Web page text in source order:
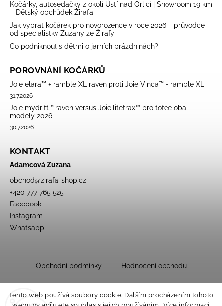
Tento web používá soubory cookie. Dalším procházením tohoto
Kočárky, autosedačky z okolí Ústí nad Orlicí | Showroom 19 km
– Dětský obchůdek Žirafa
Jak vybrat kočárek pro novorozence v roce 2026 – průvodce
od specialistky Zuzany ze Žirafy
Co podniknout s dětmi o jarních prázdninách?
POROVNÁNÍ KOČÁRKŮ
Joie elara™ + ramble XL raven proti Joie Vinca™ + ramble XL
31.7.2026
Joie mydrift™ raven versus Joie litetrax™ pro tofee oba
modely 2026
30.7.2026
KONTAKT
Adamcová Zuzana
obchod@zirafa-shop.cz
+420 777 765 525
Facebook
Instagram
Whatsapp
Obchodní podmínky Hodnocení obchodu